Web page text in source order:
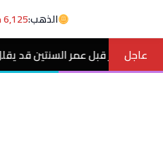
الذهب:6,125 ج.م
عاجلقد يقلل خطر الخرف على